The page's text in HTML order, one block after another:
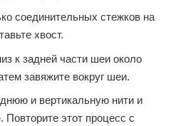
соединительных стежков на
хвост.
к задней части шеи около
завяжите вокруг шеи.
и вертикальную нити и
Повторите этот процесс с